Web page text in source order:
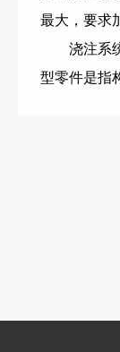
最大，要求
浇注系
型零件是指